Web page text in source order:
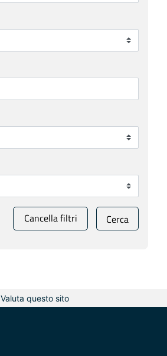
Cancella filtri Cerca
Valuta questo sito